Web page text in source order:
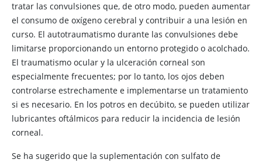
tratar las convulsiones que, de otro modo, pueden aumentar
el consumo de oxígeno cerebral y contribuir a una lesión en
curso. El autotraumatismo durante las convulsiones debe
limitarse proporcionando un entorno protegido o acolchado.
El traumatismo ocular y la ulceración corneal son
especialmente frecuentes; por lo tanto, los ojos deben
controlarse estrechamente e implementarse un tratamiento
si es necesario. En los potros en decúbito, se pueden utilizar
lubricantes oftálmicos para reducir la incidencia de lesión
corneal.
Se ha sugerido que la suplementación con sulfato de